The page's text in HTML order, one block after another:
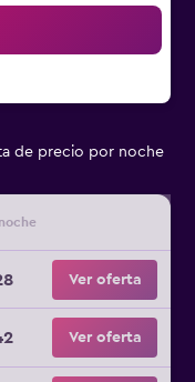
de precio por noche
Ver oferta
Ver oferta